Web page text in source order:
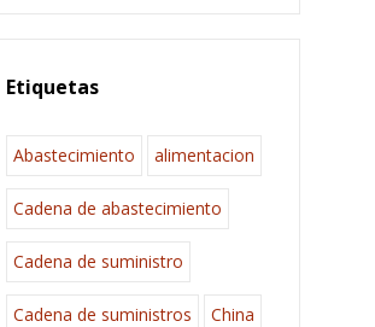
Etiquetas
Abastecimiento alimentacion
Cadena de abastecimiento
Cadena de suministro
Cadena de suministros China